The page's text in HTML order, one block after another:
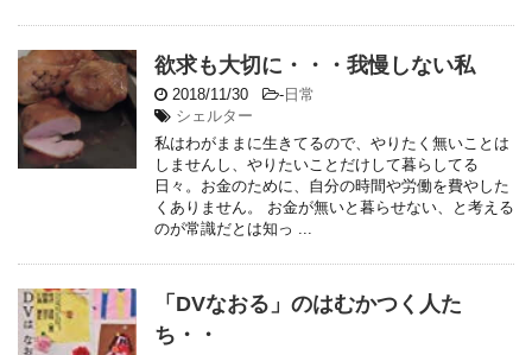
欲求も大切に・・・我慢しない私
2018/11/30 - 日常
シェルター
私はわがままに生きてるので、やりたく無いことは
しませんし、やりたいことだけして暮らしてる
日々。お金のために、自分の時間や労働を費やした
くありません。 お金が無いと暮らせない、と考える
のが常識だとは知っ ...
「DVなおる」のはむかつく人た
ち・・